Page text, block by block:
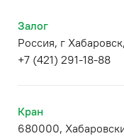
Залог
Россия, г
+7 (421) 291-18-88
Кран
680000,